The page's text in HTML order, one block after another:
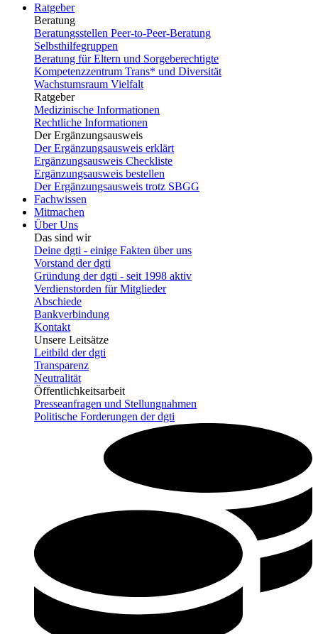
Ratgeber
Beratung
Beratungsstellen Peer-to-Peer-Beratung
Selbsthilfegruppen
Beratung für Eltern und Sorgeberechtigte
Kompetenzzentrum Trans* und Diversität
Wachstumsraum Vielfalt
Ratgeber
Medizinische Informationen
Rechtliche Informationen
Der Ergänzungsausweis
Der Ergänzungsausweis erklärt
Ergänzungsausweis Checkliste
Ergänzungsausweis bestellen
Der Ergänzungsausweis trotz SBGG
Fachwissen
Mitmachen
Über Uns
Das sind wir
Deine dgti - einige Fakten über uns
Vorstand der dgti
Gründung der dgti - seit 1998 aktiv
Verdienstorden für Mitglieder
Abschiede
Bankverbindung
Kontakt
Unsere Leitsätze
Leitbild der dgti
Transparenz
Neutralität
Öffentlichkeitsarbeit
Presseanfragen und Stellungnahmen
Politische Forderungen der dgti